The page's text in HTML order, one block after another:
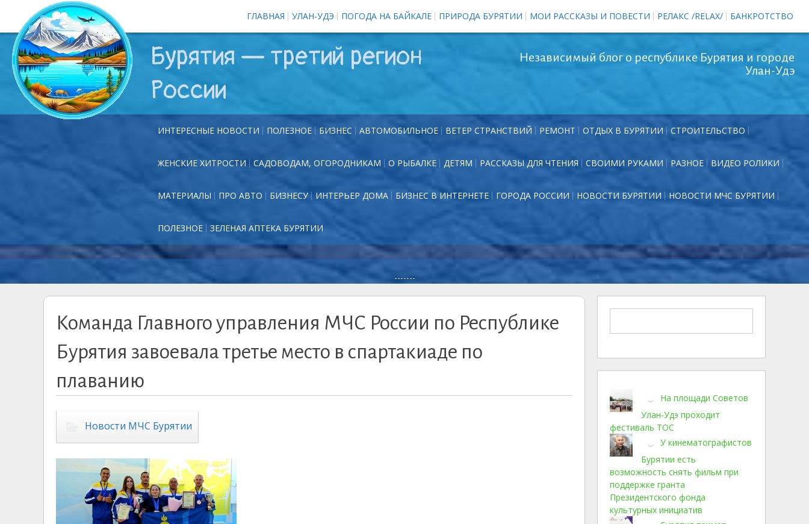
ГЛАВНАЯ УЛАН-УДЭ ПОГОДА НА БАЙКАЛЕ ПРИРОДА БУРЯТИИ МОИ РАССКАЗЫ И ПОВЕСТИ РЕЛАКС /RELAX/ БАНКРОТСТВО
Бурятия — третий регион
России
Независимый блог о республике Бурятия и городе
Улан-Удэ
ИНТЕРЕСНЫЕ НОВОСТИ ПОЛЕЗНОЕ БИЗНЕС АВТОМОБИЛЬНОЕ ВЕТЕР СТРАНСТВИЙ РЕМОНТ ОТДЫХ В БУРЯТИИ СТРОИТЕЛЬСТВО
ЖЕНСКИЕ ХИТРОСТИ САДОВОДАМ, ОГОРОДНИКАМ О РЫБАЛКЕ ДЕТЯМ РАССКАЗЫ ДЛЯ ЧТЕНИЯ СВОИМИ РУКАМИ РАЗНОЕ ВИДЕО РОЛИКИ
МАТЕРИАЛЫ ПРО АВТО БИЗНЕСУ ИНТЕРЬЕР ДОМА БИЗНЕС В ИНТЕРНЕТЕ ГОРОДА РОССИИ НОВОСТИ БУРЯТИИ НОВОСТИ МЧС БУРЯТИИ
ПОЛЕЗНОЕ ЗЕЛЕНАЯ АПТЕКА БУРЯТИИ
-------
Команда Главного управления МЧС России по Республике
Бурятия завоевала третье место в спартакиаде по
плаванию
Новости МЧС Бурятии
На площади Советов
Улан-Удэ проходит
фестиваль ТОС
У кинематографистов
Бурятии есть
возможность снять фильм при
поддержке гранта
Президентского фонда
культурных инициатив